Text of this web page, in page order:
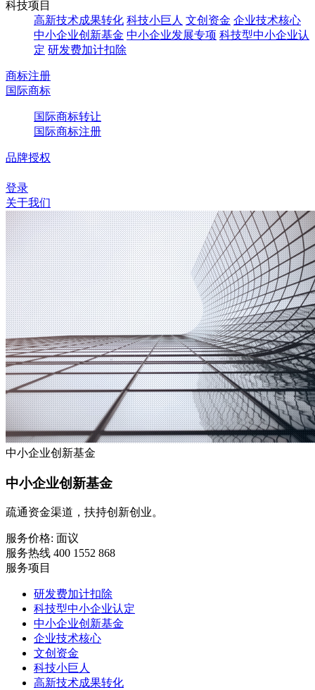
科技项目
高新技术成果转化 科技小巨人 文创资金 企业技术核心
中小企业创新基金 中小企业发展专项 科技型中小企业认
定 研发费加计扣除
商标注册
国际商标
国际商标转让
国际商标注册
品牌授权
登录
关于我们
中小企业创新基金
中小企业创新基金
疏通资金渠道，扶持创新创业。
服务价格: 面议
服务热线 400 1552 868
服务项目
研发费加计扣除
科技型中小企业认定
中小企业创新基金
企业技术核心
文创资金
科技小巨人
高新技术成果转化